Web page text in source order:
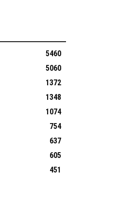
5460
5060
1372
1348
1074
754
637
605
451